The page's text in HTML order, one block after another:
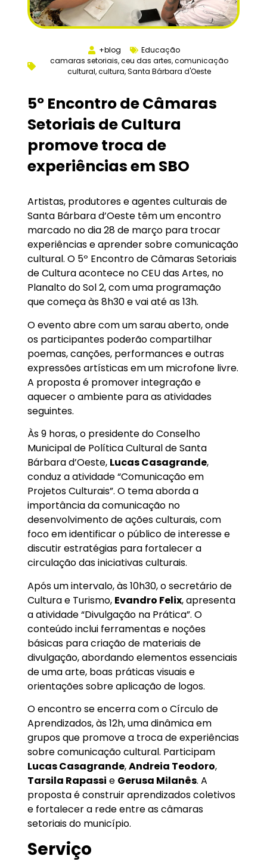
+blog
Educação
camaras setoriais,ceu das artes,comunicação
cultural,cultura,Santa Bárbara d'Oeste
5º Encontro de Câmaras
Setoriais de Cultura
promove troca de
experiências em SBO
Artistas, produtores e agentes culturais de
Santa Bárbara d’Oeste têm um encontro
marcado no dia 28 de março para trocar
experiências e aprender sobre comunicação
cultural. O 5º Encontro de Câmaras Setoriais
de Cultura acontece no CEU das Artes, no
Planalto do Sol 2, com uma programação
que começa às 8h30 e vai até as 13h.
O evento abre com um sarau aberto, onde
os participantes poderão compartilhar
poemas, canções, performances e outras
expressões artísticas em um microfone livre.
A proposta é promover integração e
aquecer o ambiente para as atividades
seguintes.
Às 9 horas, o presidente do Conselho
Municipal de Política Cultural de Santa
Bárbara d’Oeste, Lucas Casagrande,
conduz a atividade “Comunicação em
Projetos Culturais”. O tema aborda a
importância da comunicação no
desenvolvimento de ações culturais, com
foco em identificar o público de interesse e
discutir estratégias para fortalecer a
circulação das iniciativas culturais.
Após um intervalo, às 10h30, o secretário de
Cultura e Turismo, Evandro Felix, apresenta
a atividade “Divulgação na Prática”. O
conteúdo inclui ferramentas e noções
básicas para criação de materiais de
divulgação, abordando elementos essenciais
de uma arte, boas práticas visuais e
orientações sobre aplicação de logos.
O encontro se encerra com o Círculo de
Aprendizados, às 12h, uma dinâmica em
grupos que promove a troca de experiências
sobre comunicação cultural. Participam
Lucas Casagrande,Andreia Teodoro,
Tarsila Rapassi e Gerusa Milanês. A
proposta é construir aprendizados coletivos
e fortalecer a rede entre as câmaras
setoriais do município.
Serviço